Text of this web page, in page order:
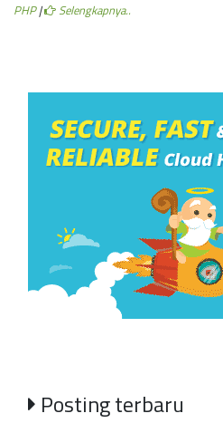
PHP| Selengkapnya..
Posting terbaru